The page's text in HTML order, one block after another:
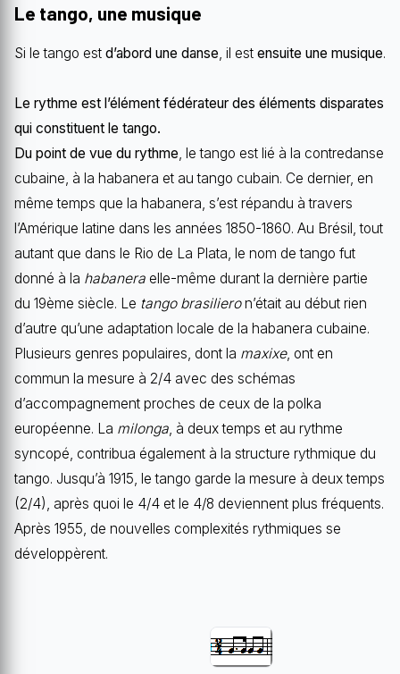
Le tango, une musique
Si le tango est d’abord une danse, il est ensuite une musique.
Le rythme est l’élément fédérateur des éléments disparates
qui constituent le tango.
Du point de vue du rythme, le tango est lié à la contredanse
cubaine, à la habanera et au tango cubain. Ce dernier, en
même temps que la habanera, s’est répandu à travers
l’Amérique latine dans les années 1850-1860. Au Brésil, tout
autant que dans le Rio de La Plata, le nom de tango fut
donné à la habanera elle-même durant la dernière partie
du 19ème siècle. Le tango brasilieron’était au début rien
d’autre qu’une adaptation locale de la habanera cubaine.
Plusieurs genres populaires, dont la maxixe, ont en
commun la mesure à 2/4 avec des schémas
d’accompagnement proches de ceux de la polka
européenne. La milonga, à deux temps et au rythme
syncopé, contribua également à la structure rythmique du
tango. Jusqu’à 1915, le tango garde la mesure à deux temps
(2/4), après quoi le 4/4 et le 4/8 deviennent plus fréquents.
Après 1955, de nouvelles complexités rythmiques se
développèrent.